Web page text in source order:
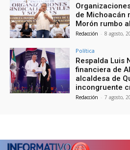
de Michoacán
Morón rumbo
Redacción - 8 agosto,
Política
Respalda Luis
financiera de
alcaldesa de
incongruente
Redacción - 7 agosto,